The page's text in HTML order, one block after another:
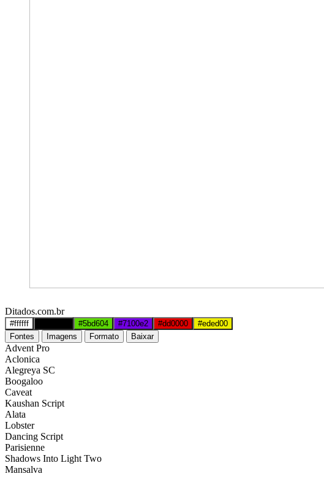
Ditados.com.br
#ffffff #5bd604 #7100e2 #dd0000
#eded00
Fontes
Imagens Formato Baixar
Advent Pro
Aclonica
Alegreya SC
Boogaloo
Caveat
Kaushan Script
Alata
Lobster
Dancing Script
Parisienne
Shadows Into Light Two
Mansalva